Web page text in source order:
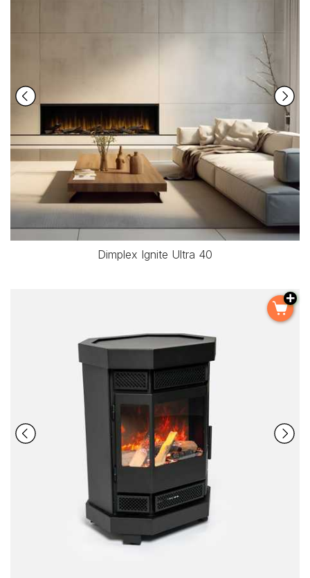
Dimplex Ignite Ultra 40